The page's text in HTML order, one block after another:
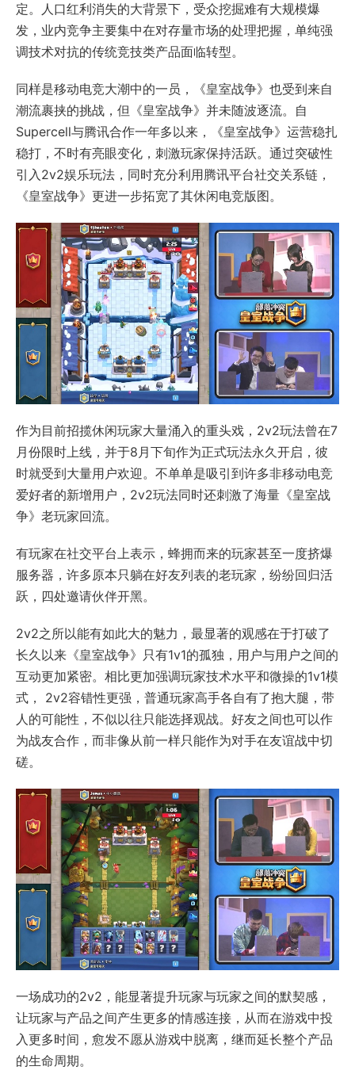
定。人口红利消失的大背景下，受众挖掘难有大规模爆
发，业内竞争主要集中在对存量市场的处理把握，单纯强
调技术对抗的传统竞技类产品面临转型。
同样是移动电竞大潮中的一员，《皇室战争》也受到来自
潮流裹挟的挑战，但《皇室战争》并未随波逐流。自
Supercell与腾讯合作一年多以来，《皇室战争》运营稳扎
稳打，不时有亮眼变化，刺激玩家保持活跃。通过突破性
引入2v2娱乐玩法，同时充分利用腾讯平台社交关系链，
《皇室战争》更进一步拓宽了其休闲电竞版图。
作为目前招揽休闲玩家大量涌入的重头戏，2v2玩法曾在7
月份限时上线，并于8月下旬作为正式玩法永久开启，彼
时就受到大量用户欢迎。不单单是吸引到许多非移动电竞
爱好者的新增用户，2v2玩法同时还刺激了海量《皇室战
争》老玩家回流。
有玩家在社交平台上表示，蜂拥而来的玩家甚至一度挤爆
服务器，许多原本只躺在好友列表的老玩家，纷纷回归活
跃，四处邀请伙伴开黑。
2v2之所以能有如此大的魅力，最显著的观感在于打破了
长久以来《皇室战争》只有1v1的孤独，用户与用户之间的
互动更加紧密。相比更加强调玩家技术水平和微操的1v1模
式， 2v2容错性更强，普通玩家高手各自有了抱大腿，带
人的可能性，不似以往只能选择观战。好友之间也可以作
为战友合作，而非像从前一样只能作为对手在友谊战中切
磋。
一场成功的2v2，能显著提升玩家与玩家之间的默契感，
让玩家与产品之间产生更多的情感连接，从而在游戏中投
入更多时间，愈发不愿从游戏中脱离，继而延长整个产品
的生命周期。